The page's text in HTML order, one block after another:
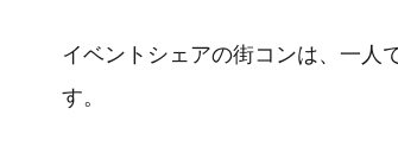
イベントシェアの街コンは、一人
す。